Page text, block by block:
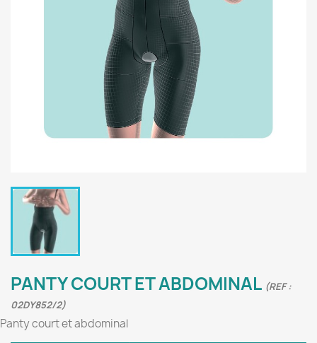
PANTY COURT ET ABDOMINAL (REF :
02DY852/2)
Panty court et abdominal